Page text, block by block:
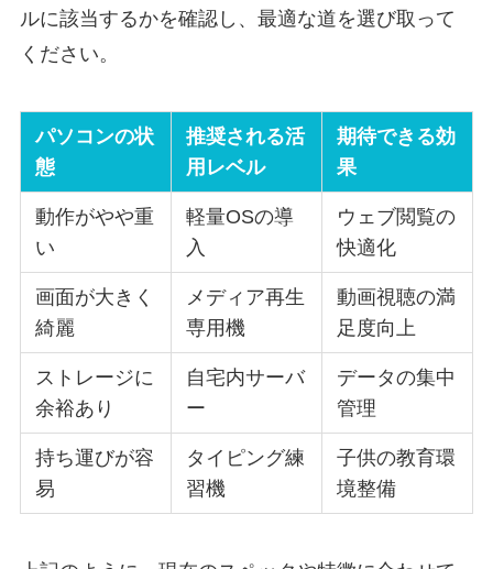
ルに該当するかを確認し、最適な道を選び取って
ください。
パソコンの状
態
推奨される活
用レベル
期待できる効
果
動作がやや重
い
軽量OSの導
入
ウェブ閲覧の
快適化
画面が大きく
綺麗
メディア再生
専用機
動画視聴の満
足度向上
ストレージに
余裕あり
自宅内サーバ
ー
データの集中
管理
持ち運びが容
易
タイピング練
習機
子供の教育環
境整備